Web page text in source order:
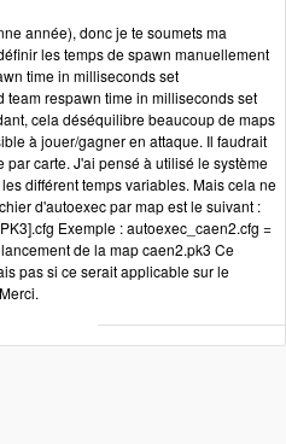
année), donc je te soumets ma
les temps de spawn manuellement
time in milliseconds set
respawn time in milliseconds set
cela déséquilibre beaucoup de maps
à jouer/gagner en attaque. Il faudrait
carte. J'ai pensé à utilisé le système
différent temps variables. Mais cela ne
d'autoexec par map est le suivant :
Exemple : autoexec_caen2.cfg =
de la map caen2.pk3 Ce
pas si ce serait applicable sur le